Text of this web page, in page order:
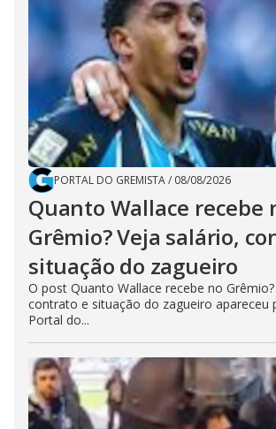
PORTAL DO GREMISTA/ 08/08/2026
Quanto Wallace recebe
Grêmio? Veja salário,
situação do zagueiro
O post Quanto Wallace recebe no
contrato e situação do zagueiro apareceu
Portal do...